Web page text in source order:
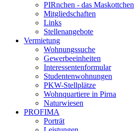
PIRnchen - das Maskottchen
Mitgliedschaften
Links
Stellenangebote
Vermietung
Wohnungssuche
Gewerbeeinheiten
Interessentenformular
Studentenwohnungen
PKW-Stellplätze
Wohnquartiere in Pirna
Naturwiesen
PROFIMA
Porträt